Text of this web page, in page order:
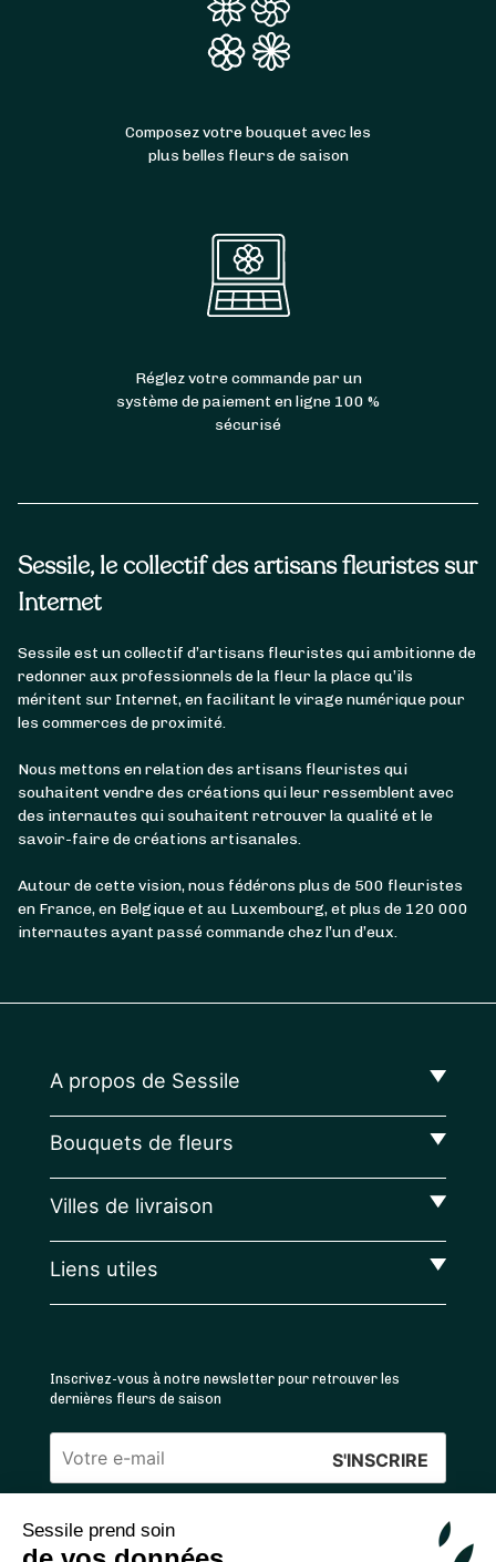
Sessile prend soin
Sessile, le collectif des artisans fleuristes sur
Internet
Sessile est un collectif d’artisans fleuristes qui ambitionne de
redonner aux professionnels de la fleur la place qu’ils
méritent sur Internet, en facilitant le virage numérique pour
les commerces de proximité.
Nous mettons en relation des artisans fleuristes qui
souhaitent vendre des créations qui leur ressemblent avec
des internautes qui souhaitent retrouver la qualité et le
savoir-faire de créations artisanales.
Autour de cette vision, nous fédérons plus de 500 fleuristes
en France, en Belgique et au Luxembourg, et plus de 120 000
internautes ayant passé commande chez l’un d’eux.
Composez votre bouquet avec les
plus belles fleurs de saison
Réglez votre commande par un
système de paiement en ligne 100 %
sécurisé
A propos de Sessile
Bouquets de fleurs
Villes de livraison
Liens utiles
Inscrivez-vous à notre newsletter pour retrouver les
dernières fleurs de saison
Veuillez
ce
champ
4.4 /5 ⭐ | 120 000+ bouquets livrés |